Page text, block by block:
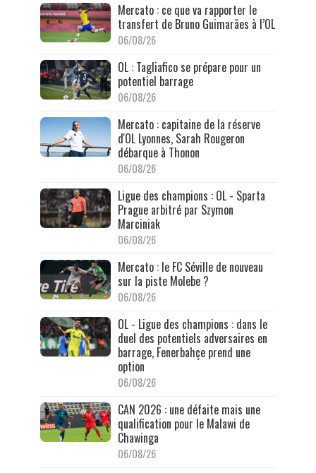
Mercato : ce que va rapporter le
transfert de Bruno Guimarães à l’OL
06/08/26
OL : Tagliafico se prépare pour un
potentiel barrage
06/08/26
Mercato : capitaine de la réserve
d'OL Lyonnes, Sarah Rougeron
débarque à Thonon
06/08/26
Ligue des champions : OL - Sparta
Prague arbitré par Szymon
Marciniak
06/08/26
Mercato : le FC Séville de nouveau
sur la piste Molebe ?
06/08/26
OL - Ligue des champions : dans le
duel des potentiels adversaires en
barrage, Fenerbahçe prend une
option
06/08/26
CAN 2026 : une défaite mais une
qualification pour le Malawi de
Chawinga
06/08/26